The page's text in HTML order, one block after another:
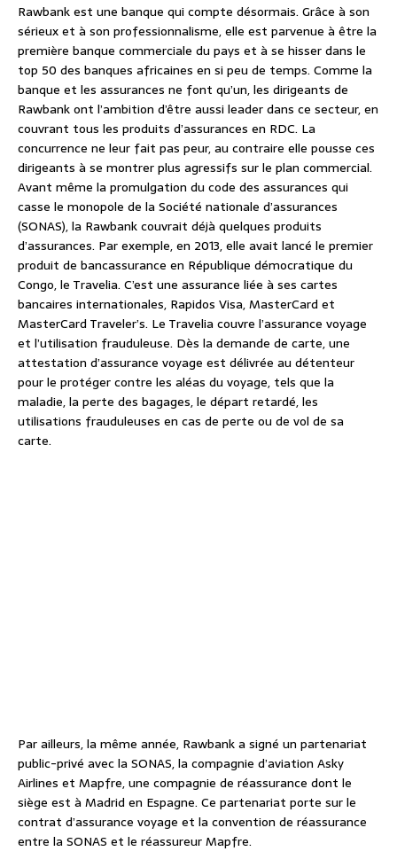
Rawbank est une banque qui compte désormais. Grâce à son
sérieux et à son professionnalisme, elle est parvenue à être la
première banque commerciale du pays et à se hisser dans le
top 50 des banques africaines en si peu de temps. Comme la
banque et les assurances ne font qu’un, les dirigeants de
Rawbank ont l’ambition d’être aussi leader dans ce secteur, en
couvrant tous les produits d’assurances en RDC. La
concurrence ne leur fait pas peur, au contraire elle pousse ces
dirigeants à se montrer plus agressifs sur le plan commercial.
Avant même la promulgation du code des assurances qui
casse le monopole de la Société nationale d’assurances
(SONAS), la Rawbank couvrait déjà quelques produits
d’assurances. Par exemple, en 2013, elle avait lancé le premier
produit de bancassurance en République démocratique du
Congo, le Travelia. C’est une assurance liée à ses cartes
bancaires internationales, Rapidos Visa, MasterCard et
MasterCard Traveler’s. Le Travelia couvre l’assurance voyage
et l’utilisation frauduleuse. Dès la demande de carte, une
attestation d’assurance voyage est délivrée au détenteur
pour le protéger contre les aléas du voyage, tels que la
maladie, la perte des bagages, le départ retardé, les
utilisations frauduleuses en cas de perte ou de vol de sa
carte.
Par ailleurs, la même année, Rawbank a signé un partenariat
public-privé avec la SONAS, la compagnie d’aviation Asky
Airlines et Mapfre, une compagnie de réassurance dont le
siège est à Madrid en Espagne. Ce partenariat porte sur le
contrat d’assurance voyage et la convention de réassurance
entre la SONAS et le réassureur Mapfre.